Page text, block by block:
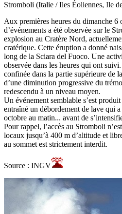
Stromboli (Italie / Iles Éoliennes, Ile
Aux premières heures du dimanche 6
d’événements a été observée sur le
explosion au Cratère Nord,
cratérique. Cette éruption a donné
long de la Sciara del Fuoco. Une
observée dans les heures qui ont
confinée dans la partie supérieure de
d’une diminution progressive du
redescendu à un niveau moyen.
Un événement semblable s’est
entraîné un débordement de lave qui
octobre au matin... avant de
Pour rappel, l’accès au Stromboli
locaux jusqu’à 400 m d’altitude et
au sommet est strictement interdit.
Source : INGV